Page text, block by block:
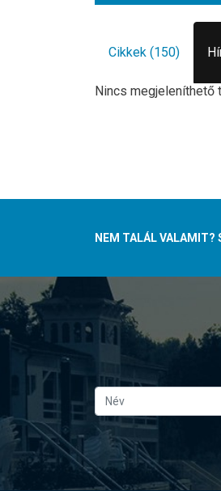
Cikkek (150)
Nincs megjeleníthető
NEM TALÁL VALAMIT?